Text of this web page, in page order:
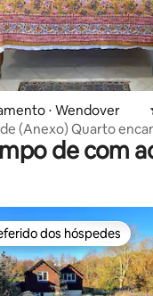
⋅ Wendover
(Anexo) Quarto
e tranquilo
de com
os melhores preferidos
dos hóspedes